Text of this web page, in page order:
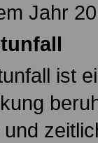
Jahr
ist
und